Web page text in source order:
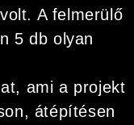
A felmerülő
5 db olyan
ami a projekt
átépítésen